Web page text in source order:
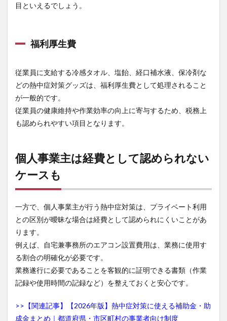
目といえるでしょう。
福利厚生費
従業員に支給する冷感タオル、塩飴、経口補水液、保冷剤な
どの熱中症対策グッズは、福利厚生費として処理されること
が一般的です。
従業員の健康維持や作業効率の向上に寄与するため、税務上
も認められやすい項目となります。
個人事業主は経費として認められない
ケースも
一方で、個人事業主が行う熱中症対策は、プライベート利用
との区別が曖昧な場合は経費として認められにくいことがあ
ります。
例えば、自宅兼事務所のエアコン設置費用は、業務に使用す
る割合の明確化が必要です。
業務遂行に必要であることを客観的に証明できる書類（作業
記録や使用時間の記録など）を整えておくと安心です。
>>【関連記事】【2026年版】熱中症対策に使える補助金・助
成金まとめ｜都道府県・市区町村の事業者向け制度